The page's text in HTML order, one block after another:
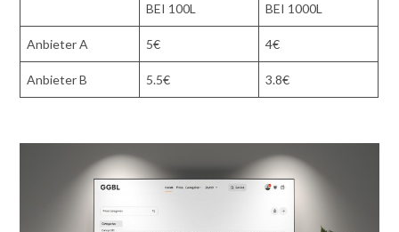
BEI 100L
BEI 1000L
Anbieter A 5€ 4€
Anbieter B 5.5€ 3.8€